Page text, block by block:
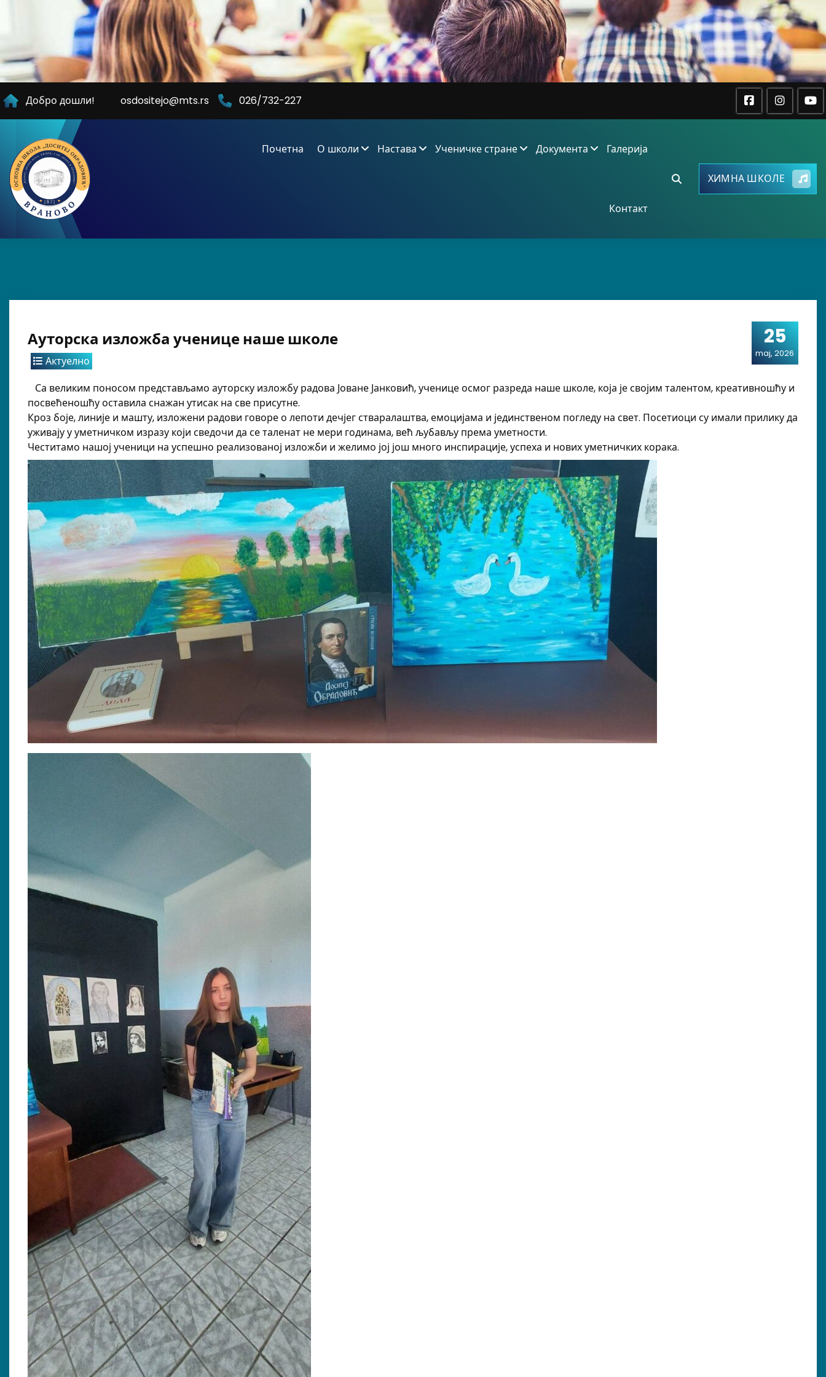
Добро дошли! osdositejo@mts.rs 026/732-227
Почетна О школи Настава Ученичке стране Документа Галерија
Контакт
ХИМНА ШКОЛЕ
25
maj, 2026
Ауторска изложба ученице наше школе
Актуелно
Са великим поносом представљамо ауторску изложбу радова Јоване Јанковић, ученице осмог разреда наше школе, која је својим талентом, креативношћу и
посвећеношћу оставила снажан утисак на све присутне.
Кроз боје, линије и машту, изложени радови говоре о лепоти дечјег стваралаштва, емоцијама и јединственом погледу на свет. Посетиоци су имали прилику да
уживају у уметничком изразу који сведочи да се таленат не мери годинама, већ љубављу према уметности.
Честитамо нашој ученици на успешно реализованој изложби и желимо јој још много инспирације, успеха и нових уметничких корака.